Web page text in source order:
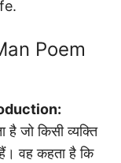
Poem
है जो किसी व्यक्ति
वह कहता है कि